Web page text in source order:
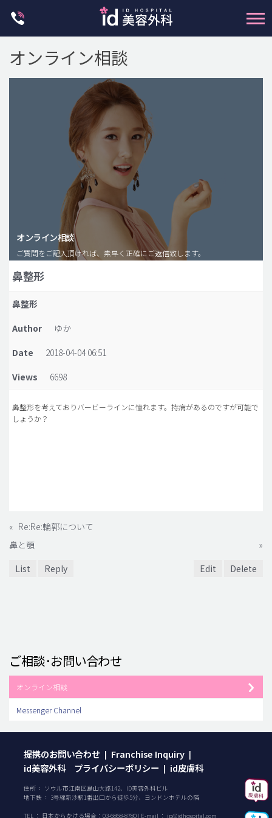
脂肪注入(アンチエイジング)
豊胸手術・バストアップ
プチ整形
idリアルストーリー
idニュース
病院紹介
料金一覧
オンライン相談
オンライン相談
ご質問をご記入頂ければ、素早く正確にご返信致します。
鼻整形
鼻整形
Author
ゆか
Date
2018-04-04 06:51
Views
6698
鼻整形を考えておりバービーラインに憧れます。持病があるのですが可能で
しょうか？
« Re:Re:輪郭について
鼻と顎
»
List
Reply Edit Delete
ご相談･お問い合わせ
オンライン相談
Messenger Channel
提携のお問い合わせ | Franchise Inquiry |
id美容外科 プライバシーポリシー | id皮膚科
住所 ： ソウル市江南区島山大路142、ID美容外科ビル
地下鉄 ： 3号線新沙駅1番出口から徒歩5分、ヨンドンホテルの隣
TEL ： 日本からかける場合： 03-6868-8780 | E-mail ： jp@idhospital.com